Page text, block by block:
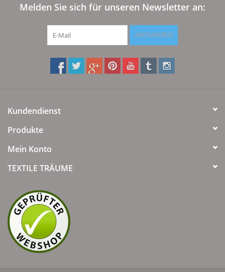
Melden Sie sich für unseren Newsletter an:
ABONNIEREN
Kundendienst
Produkte
Mein Konto
TEXTILE TRÄUME